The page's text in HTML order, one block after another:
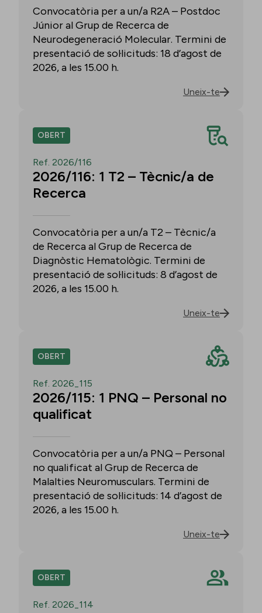
Convocatòria per a un/a R2A – Postdoc
Júnior al Grup de Recerca de
Neurodegeneració Molecular. Termini de
presentació de sol·licituds: 18 d’agost de
2026, a les 15.00 h.
Uneix-te
OBERT
Ref. 2026/116
2026/116: 1 T2 – Tècnic/a de
Recerca
Convocatòria per a un/a T2 – Tècnic/a
de Recerca al Grup de Recerca de
Diagnòstic Hematològic. Termini de
presentació de sol·licituds: 8 d’agost de
2026, a les 15.00 h.
Uneix-te
OBERT
Ref. 2026_115
2026/115: 1 PNQ – Personal no
qualificat
Convocatòria per a un/a PNQ – Personal
no qualificat al Grup de Recerca de
Malalties Neuromusculars. Termini de
presentació de sol·licituds: 14 d’agost de
2026, a les 15.00 h.
Uneix-te
OBERT
Ref. 2026_114